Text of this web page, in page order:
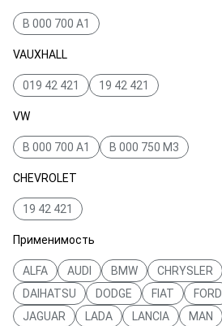
B 000 700 A1
VAUXHALL
019 42 421 19 42 421
VW
B 000 700 A1 B 000 750 M3
CHEVROLET
19 42 421
Применимость
ALFA AUDI BMW CHRYSLER
DAIHATSU
DODGE FIAT FORD
JAGUAR
LADA LANCIA MAN